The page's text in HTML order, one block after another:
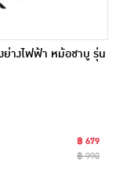
ย่างไฟฟ้า หม้อชาบู รุ่น
฿ 679
฿ 990